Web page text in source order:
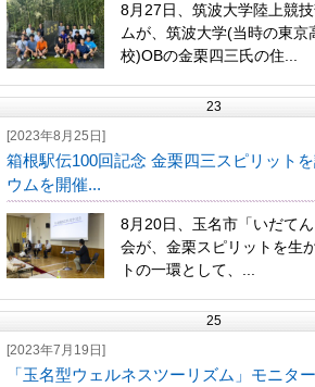
8月27日、筑波大学陸上競
ムが、筑波大学(当時の東京
校)OBの金栗四三氏の住...
23
[2023年8月25日]
箱根駅伝100回記念 金栗四三スピリット
ウムを開催...
8月20日、玉名市「いだて
会が、金栗スピリットを生
トの一環として、...
25
[2023年7月19日]
「玉名型ウェルネスツーリズム」モニタ